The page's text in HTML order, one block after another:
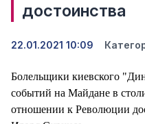
достоинства
22.01.2021 10:09
Болельщики киевского
событий на Майдане в
отношении к Революции